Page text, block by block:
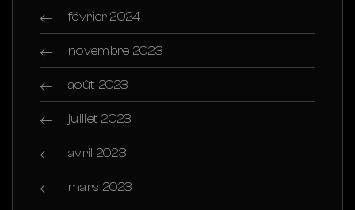
février 2024
novembre 2023
août 2023
juillet 2023
avril 2023
mars 2023